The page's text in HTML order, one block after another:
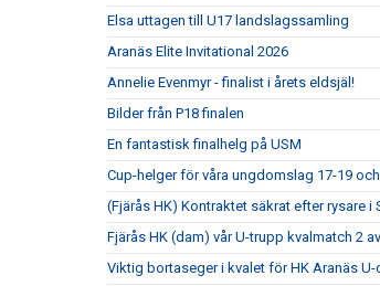
Elsa uttagen till U17 landslagssamling
Aranäs Elite Invitational 2026
Annelie Evenmyr - finalist i årets eldsjäl!
Bilder från P18 finalen
En fantastisk finalhelg på USM
Cup-helger för våra ungdomslag 17-19 och
(Fjärås HK) Kontraktet säkrat efter rysare i
Fjärås HK (dam) vår U-trupp kvalmatch 2
Viktig bortaseger i kvalet för HK Aranäs U-